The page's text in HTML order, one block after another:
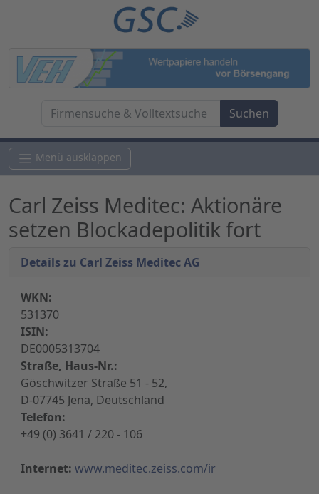
Menü ausklappen
Carl Zeiss Meditec: Aktionäre
setzen Blockadepolitik fort
Details zu Carl Zeiss Meditec AG
WKN:
531370
ISIN:
DE0005313704
Straße, Haus-Nr.:
Göschwitzer Straße 51 - 52,
D-07745 Jena, Deutschland
Telefon:
+49 (0) 3641 / 220 - 106
Internet: www.meditec.zeiss.com/ir